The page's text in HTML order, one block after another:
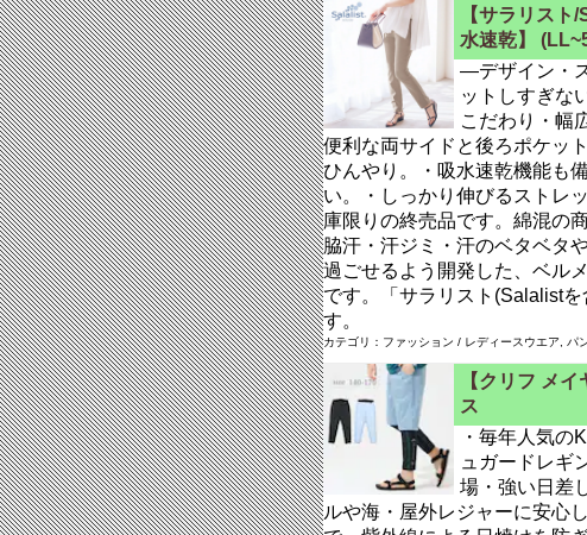
【サラリス
水速乾】
―デザイン・
ットしすぎな
こだわり・幅
便利な両サイドと後ろポケッ
ひんやり。・吸水速乾機能も
い。・しっかり伸びるストレ
庫限りの終売品です。綿混の
脇汗・汗ジミ・汗のベタベタ
過ごせるよう開発した、ベル
です。「サラリスト(Salalist
す。
カテゴリ：ファッション / レディースウエア, パ
【クリフ メ
ス
・毎年人気の
ュガードレギ
場・強い日差
ルや海・屋外レジャーに安心